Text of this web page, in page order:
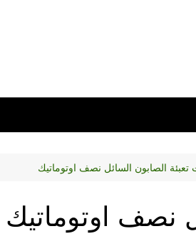
تعبئة الصابون السائل نصف اوتوماتيك
نصف اوتوماتيك